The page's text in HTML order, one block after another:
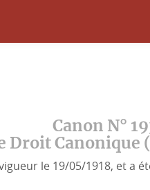
Canon N°
Droit Canonique
le 19/05/1918, et a